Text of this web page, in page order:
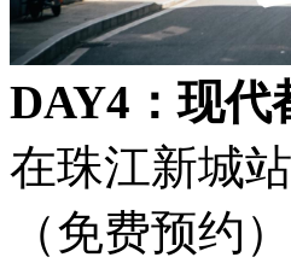
DAY4：现代
在珠江新城
（免费预约